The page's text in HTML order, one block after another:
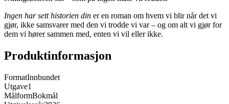
Ingen har sett historien din er en roman om hvem vi blir når det vi
gjør, ikke samsvarer med den vi trodde vi var – og om alt vi gjør for
dem vi hører sammen med, enten vi vil eller ikke.
Produktinformasjon
FormatInnbundet
Utgave1
MålformBokmål